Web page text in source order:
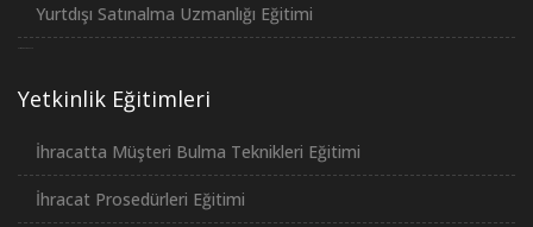
Yurtdışı Satınalma Uzmanlığı Eğitimi
Yetkinlik Eğitimleri
İhracatta Müşteri Bulma Teknikleri Eğitimi
İhracat Prosedürleri Eğitimi